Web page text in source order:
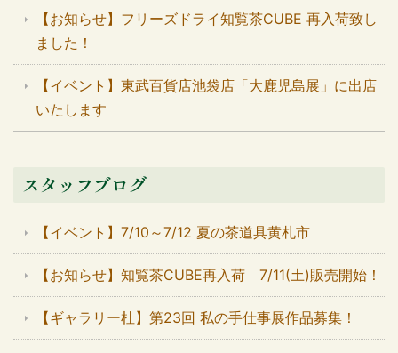
【お知らせ】フリーズドライ知覧茶CUBE 再入荷致し
ました！
【イベント】東武百貨店池袋店「大鹿児島展」に出店
いたします
スタッフブログ
【イベント】7/10～7/12 夏の茶道具黄札市
【お知らせ】知覧茶CUBE再入荷 7/11(土)販売開始！
【ギャラリー杜】第23回 私の手仕事展作品募集！